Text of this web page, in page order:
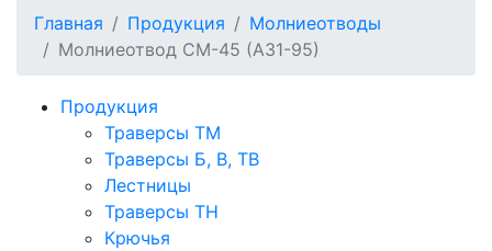
Главная
Продукция
Молниеотводы
Молниеотвод СМ-45 (А31-95)
Продукция
Траверсы ТМ
Траверсы Б, В, ТВ
Лестницы
Траверсы ТН
Крючья